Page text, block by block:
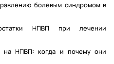
болевым синдромом в
НПВП при лечении
на НПВП: когда и почему они